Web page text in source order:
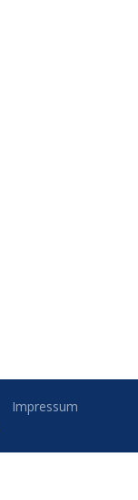
Impressum